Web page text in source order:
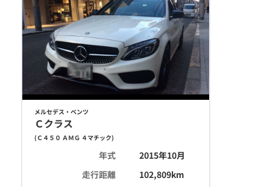
メルセデス・ベンツ
Ｃクラス
( Ｃ４５０ ＡＭＧ ４マチック)
年式
2015年10月
走行距離
102,809km